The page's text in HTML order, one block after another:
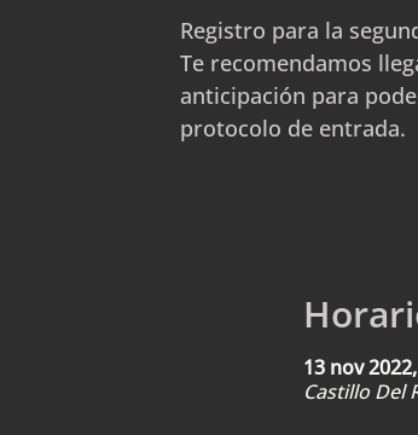
Registro para la
Te recomendamos
anticipación para
protocolo de entrada.
13 nov
Castillo Del